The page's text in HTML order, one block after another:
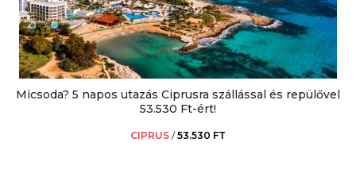
Micsoda? 5 napos utazás Ciprusra szállással és repülővel
53.530 Ft-ért!
CIPRUS /53.530 FT